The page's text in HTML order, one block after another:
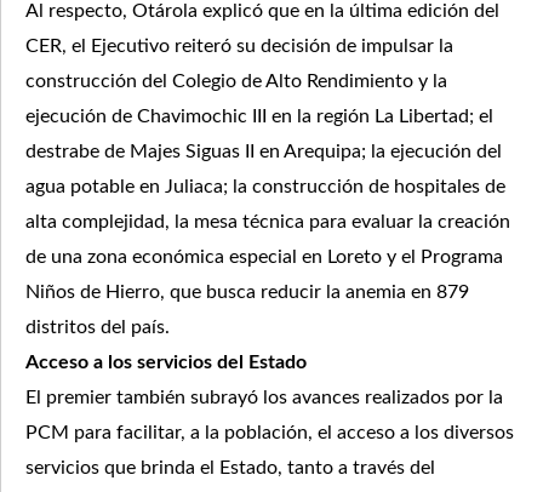
Al respecto, Otárola explicó que en la última edición del
CER, el Ejecutivo reiteró su decisión de impulsar la
construcción del Colegio de Alto Rendimiento y la
ejecución de Chavimochic III en la región La Libertad; el
destrabe de Majes Siguas II en Arequipa; la ejecución del
agua potable en Juliaca; la construcción de hospitales de
alta complejidad, la mesa técnica para evaluar la creación
de una zona económica especial en Loreto y el Programa
Niños de Hierro, que busca reducir la anemia en 879
distritos del país.
Acceso a los servicios del Estado
El premier también subrayó los avances realizados por la
PCM para facilitar, a la población, el acceso a los diversos
servicios que brinda el Estado, tanto a través del